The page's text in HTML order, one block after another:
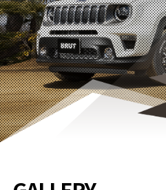
OTHER PRODUCT
GALLERY
CATALOG
PRIVACY POLICY